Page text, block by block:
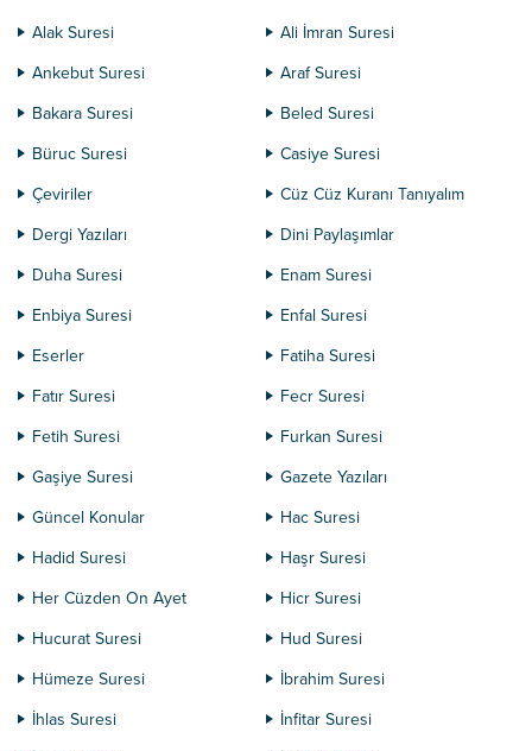
Alak Suresi
Ali İmran Suresi
Ankebut Suresi
Araf Suresi
Bakara Suresi
Beled Suresi
Büruc Suresi
Casiye Suresi
Çeviriler
Cüz Cüz Kuranı Tanıyalım
Dergi Yazıları
Dini Paylaşımlar
Duha Suresi
Enam Suresi
Enbiya Suresi
Enfal Suresi
Eserler
Fatiha Suresi
Fatır Suresi
Fecr Suresi
Fetih Suresi
Furkan Suresi
Gaşiye Suresi
Gazete Yazıları
Güncel Konular
Hac Suresi
Hadid Suresi
Haşr Suresi
Her Cüzden On Ayet
Hicr Suresi
Hucurat Suresi
Hud Suresi
Hümeze Suresi
İbrahim Suresi
İhlas Suresi
İnfitar Suresi